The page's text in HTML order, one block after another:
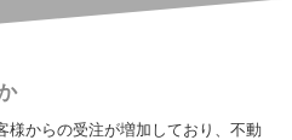
様からの受注が増加しており、不動